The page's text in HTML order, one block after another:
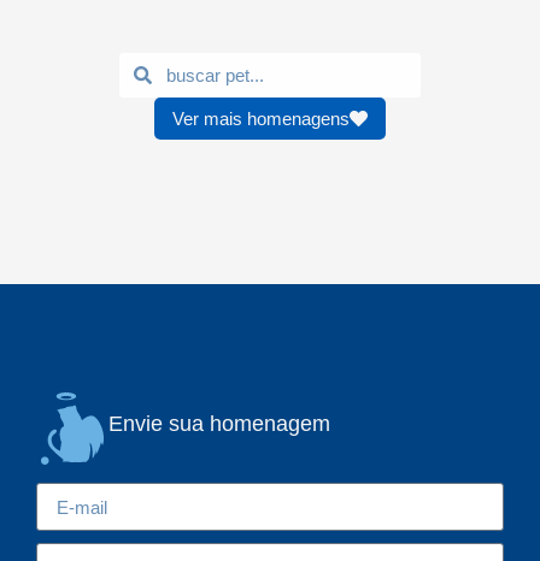
Ver mais homenagens
Envie sua homenagem